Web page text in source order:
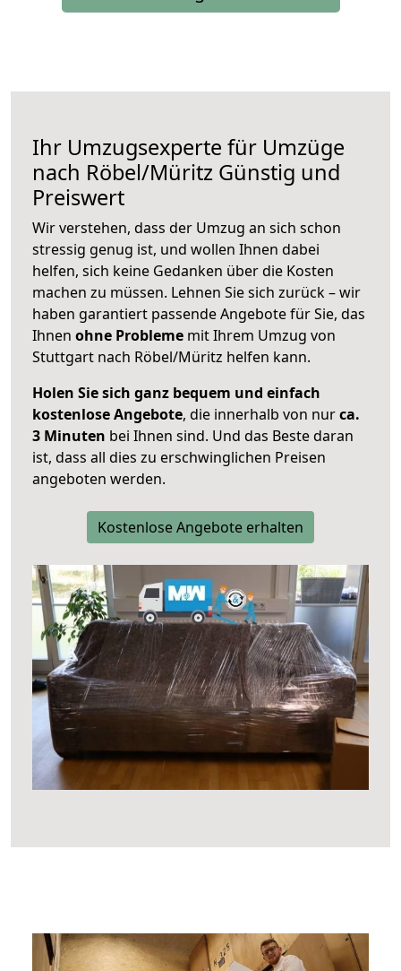
Ihr Umzugsexperte für Umzüge
nach Röbel/Müritz Günstig und
Preiswert
Wir verstehen, dass der Umzug an sich schon
stressig genug ist, und wollen Ihnen dabei
helfen, sich keine Gedanken über die Kosten
machen zu müssen. Lehnen Sie sich zurück – wir
haben garantiert passende Angebote für Sie, das
Ihnen ohne Probleme mit Ihrem Umzug von
Stuttgart nach Röbel/Müritz helfen kann.
Holen Sie sich ganz bequem und einfach
kostenlose Angebote, die innerhalb von nurca.
3 Minuten bei Ihnen sind. Und das Beste daran
ist, dass all dies zu erschwinglichen Preisen
angeboten werden.
Kostenlose Angebote erhalten